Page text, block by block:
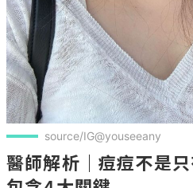
source/IG@youseeany
醫師解析｜痘痘不是